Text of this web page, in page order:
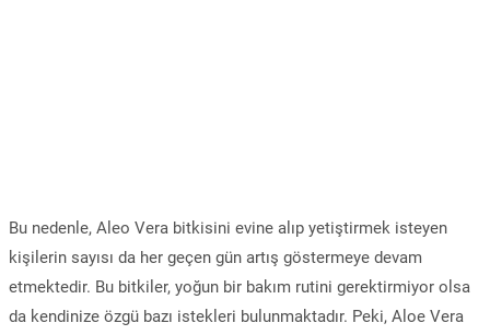
Bu nedenle, Aleo Vera bitkisini evine alıp yetiştirmek isteyen
kişilerin sayısı da her geçen gün artış göstermeye devam
etmektedir. Bu bitkiler, yoğun bir bakım rutini gerektirmiyor olsa
da kendinize özgü bazı istekleri bulunmaktadır. Peki, Aloe Vera